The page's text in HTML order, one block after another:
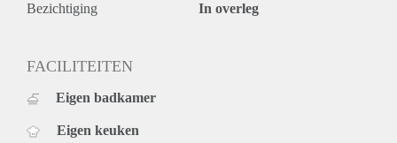
Bezichtiging In overleg
FACILITEITEN
Eigen badkamer
Eigen keuken